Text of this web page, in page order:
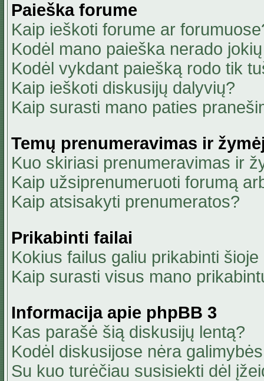
Paieška forume
Kaip ieškoti forume ar
Kodėl mano paieška nerado
Kodėl vykdant paiešką rodo tik
Kaip ieškoti diskusijų dalyvių?
Kaip surasti mano paties
Temų prenumeravimas ir
Kuo skiriasi prenumeravimas ir
Kaip užsiprenumeruoti forumą
Kaip atsisakyti prenumeratos?
Prikabinti failai
Kokius failus galiu prikabinti
Kaip surasti visus mano
Informacija apie phpBB 3
Kas parašė šią diskusijų lentą?
Kodėl diskusijose nėra
Su kuo turėčiau susisiekti dėl